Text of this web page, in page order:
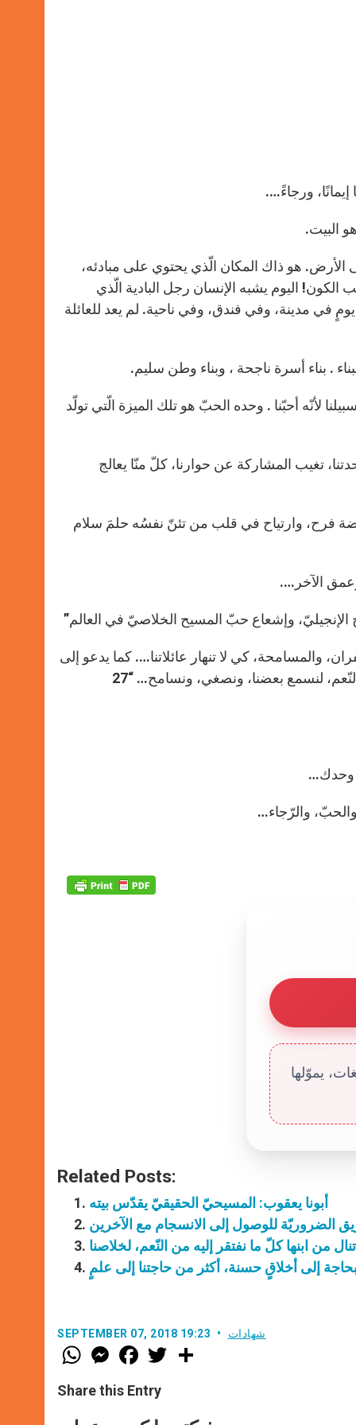
ورجاءً….
البيت.
الأرض. هو ذاك المكان الّذي يحتوي على مبادئه،
اليوم يشبه الإنسان رجل البادية الّذي
في مدينة، وفي فندق، وفي ناحية. لم يعد للعائلة
. بناء أسرة ناجحة ، وبناء وطن سليم.
لأنّه أحبّنا . وحده الحبّ هو تلك الميزة الّتي تولّد
تغيب المشاركة عن حوارنا، كلّ منّا يعالج
نبضة فرح، وارتياح في قلب من تئنّ نفسُه حلمَ سلام
الآخر….
الإنجيليّ، وإشعاع حبّ المسيح الخلاصيّ في العالم”
والمسامحة، كي لا تنهار عائلاتنا…. كما يدعو إلى
البحث عن مصدرالشّفاء، في قلب يسوع المسيح، لأنّ قلبه يفيض علينا النّعم، لنسمع بعضنا، ونصغي، ونسامح… “27
وحدك…
والحبّ، والرّجاء…
يموّلها
Related Posts:
أبونا يعقوب: المسيحيّ الحقيقيّ يقدّس بيته
الضروريّة للوصول إلى الانسجام مع الآخرين
من ابنها كلّ ما نفتقر إليه من النّعم، لخلاصنا
بحاجة إلى أخلاقٍ حسنة، أكثر من حاجتنا إلى علمٍ
SEPTEMBER 07, 2018 19:23 شهادات
W
h
t
s
M
e
s
e
F
a
e
b
w
Share this Entry